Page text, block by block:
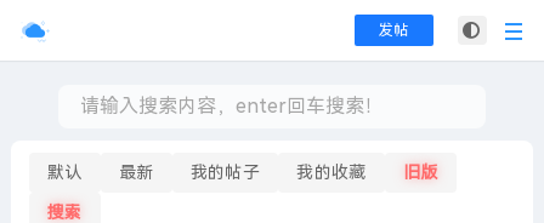
发帖
默认 最新 我的帖子 我的收藏 旧版
搜索